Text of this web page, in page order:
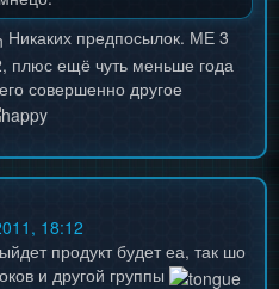
Никаких предпосылок. МЕ 3
ещё чуть меньше года
совершенно другое
18:12
продукт будет еа, так шо
и другой группы